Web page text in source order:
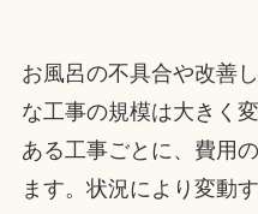
お風呂の不具合や改善
な工事の規模は大きく
ある工事ごとに、費用
ます。状況により変動